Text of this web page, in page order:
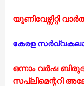
യൂണിവേഴ്സിറ്റി
കേരള
ഒന്നാം വര്‍ഷ
സപ്ലിമെന്ററി